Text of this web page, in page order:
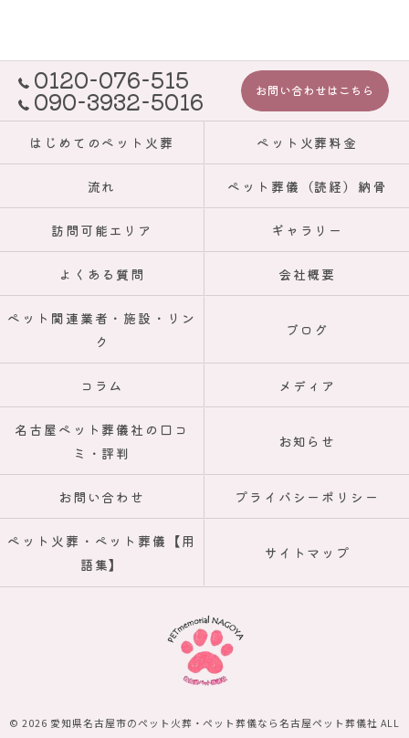
0120-076-515
090-3932-5016 お問い合わせはこちら
はじめてのペット火葬 ペット火葬料金
流れ ペット葬儀（読経）納骨
訪問可能エリア ギャラリー
よくある質問 会社概要
ペット関連業者・施設・リン
ク
ブログ
コラム メディア
名古屋ペット葬儀社の口コ
ミ・評判
お知らせ
お問い合わせ プライバシーポリシー
ペット火葬・ペット葬儀【用
語集】
サイトマップ
© 2026 愛知県名古屋市のペット火葬・ペット葬儀なら名古屋ペット葬儀社 ALL